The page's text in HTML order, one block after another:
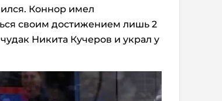
Коннор имел
своим достижением лишь 2
Никита Кучеров и украл у